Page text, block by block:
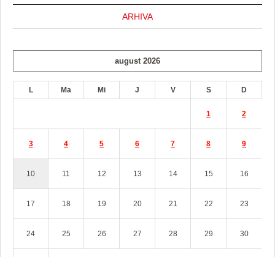
ARHIVA
august 2026
L Ma Mi J V S D
1 2
3 4 5 6 7 8 9
10 11 12 13 14 15 16
17 18 19 20 21 22 23
24 25 26 27 28 29 30